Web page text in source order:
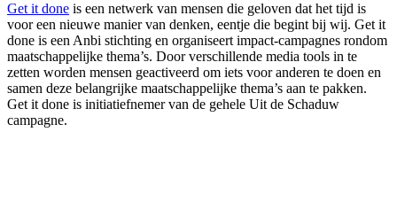
Get it done is een netwerk van mensen die geloven dat het tijd is
voor een nieuwe manier van denken, eentje die begint bij wij. Get it
done is een Anbi stichting en organiseert impact-campagnes rondom
maatschappelijke thema’s. Door verschillende media tools in te
zetten worden mensen geactiveerd om iets voor anderen te doen en
samen deze belangrijke maatschappelijke thema’s aan te pakken.
Get it done is initiatiefnemer van de gehele Uit de Schaduw
campagne.